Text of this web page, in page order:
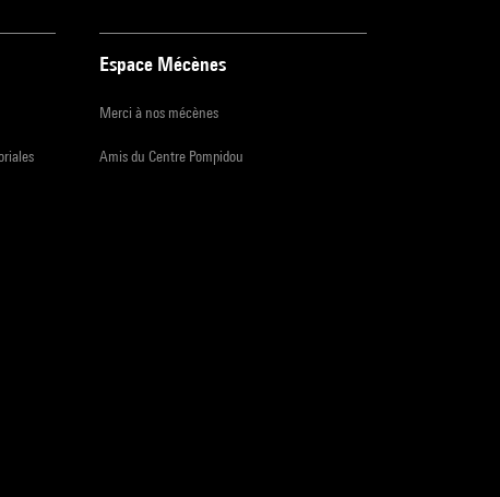
Espace Mécènes
Merci à nos mécènes
Amis du Centre Pompidou